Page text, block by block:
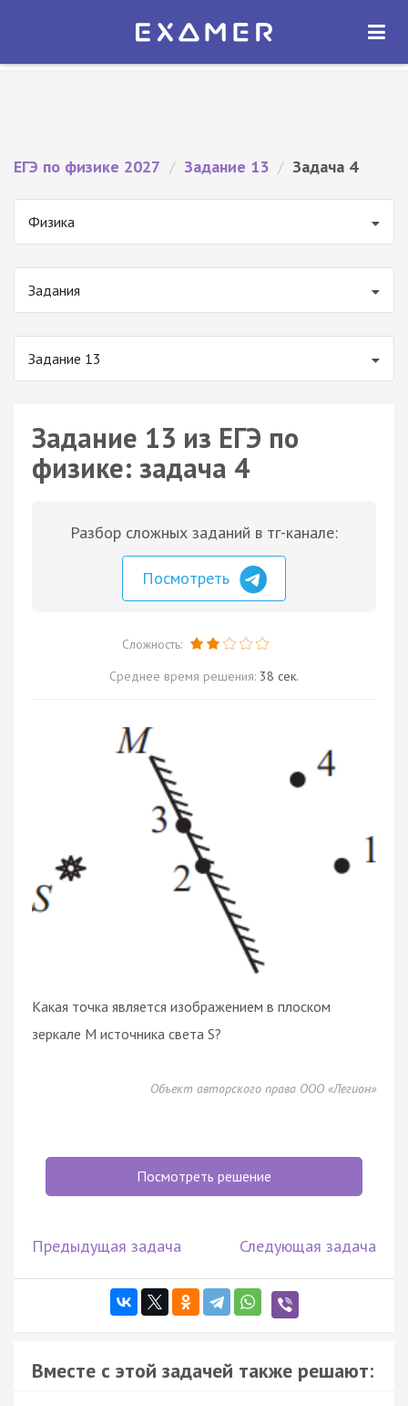
Экзамер — ЕГЭ 2027
ОТКРЫТЬ
ЕГЭ по физике 2027 / Задание 13 / Задача 4
Физика
Задания
Задание 13
Задание 13 из ЕГЭ по
физике: задача 4
Разбор сложных заданий в тг-канале:
Посмотреть
Сложность:
Среднее время решения: 38 сек.
Какая точка является изображением в плоском
зеркале M источника света S?
Объект авторского права ООО «Легион»
Посмотреть решение
Предыдущая задача Следующая задача
Вместе с этой задачей также решают: